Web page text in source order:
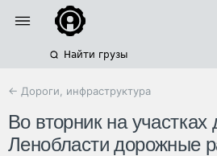
Найти грузы
← Дороги, инфраструктура
Во вторник на участках
Ленобласти дорожные